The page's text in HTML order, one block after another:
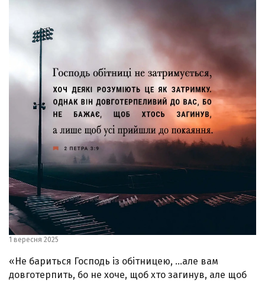
1 вересня 2025
«Не бариться Господь із обітницею, …але вам
довготерпить, бо не хоче, щоб хто загинув, але щоб